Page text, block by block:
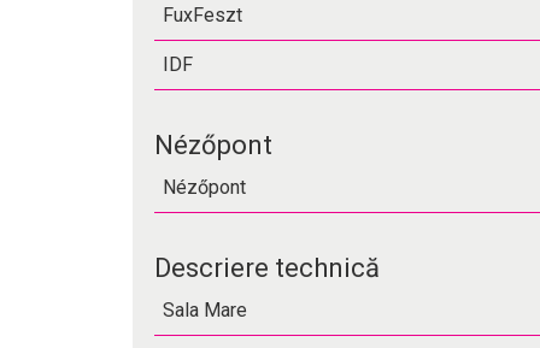
FuxFeszt
IDF
Nézőpont
Nézőpont
Descriere technică
Sala Mare